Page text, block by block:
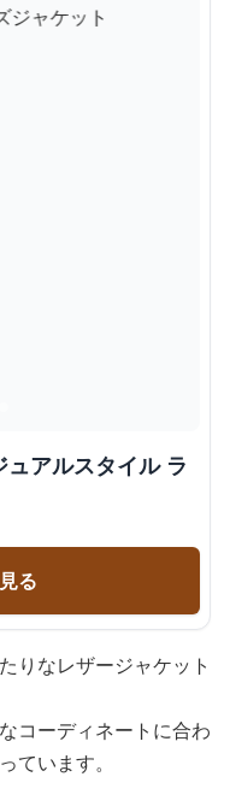
アルスタイル ラ
る
りなレザージャケット
コーディネートに合わ
ています。